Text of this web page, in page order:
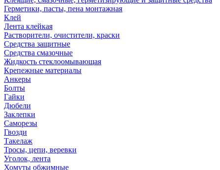
Герметики, пасты, пена монтажная
Клей
Лента клейкая
Растворители, очистители, краски
Средства защитные
Средства смазочные
Жидкость стеклоомывающая
Крепежные материалы
Анкеры
Болты
Гайки
Дюбели
Заклепки
Саморезы
Гвозди
Такелаж
Тросы, цепи, веревки
Уголок, лента
Хомуты обжимные